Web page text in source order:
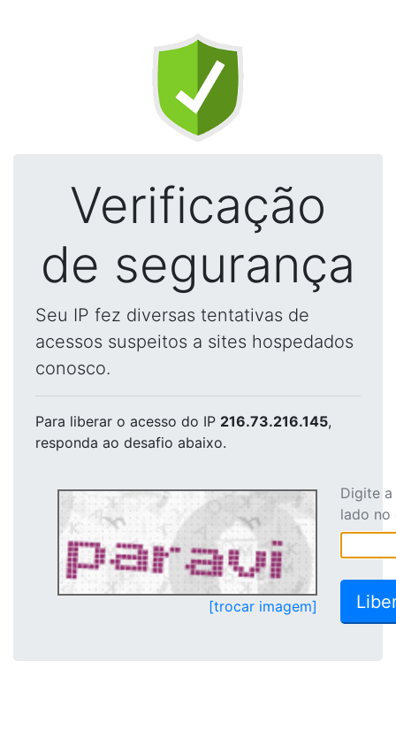
Verificação
de segurança
Seu IP fez diversas tentativas de
acessos suspeitos a sites hospedados
conosco.
Para liberar o acesso do IP 216.73.216.145,
responda ao desafio abaixo.
[trocar imagem]
Digite
lado no